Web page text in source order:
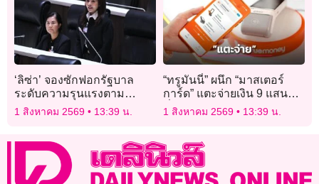
‘ลิซ่า’ จองซักฟอกรัฐบาล
ระดับความรุนแรงตาม
อารมณ์สังคม
1 สิงหาคม 2569 13:39 น.
“ทรูมันนี่” ผนึก “มาสเตอร์
การ์ด” แตะจ่ายเงิน 9 แสนจุด
ทั่วไทย
1 สิงหาคม 2569 13:39 น.